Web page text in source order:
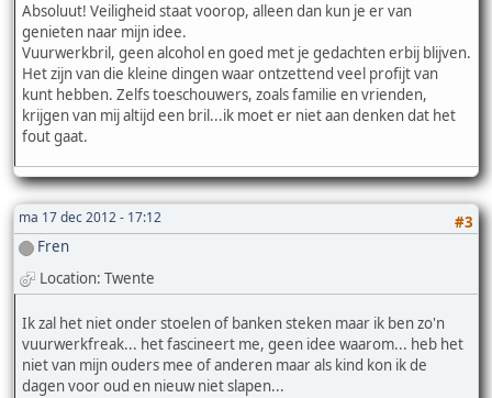
Absoluut! Veiligheid staat voorop, alleen dan kun je er van
genieten naar mijn idee.
Vuurwerkbril, geen alcohol en goed met je gedachten erbij blijven.
Het zijn van die kleine dingen waar ontzettend veel profijt van
kunt hebben. Zelfs toeschouwers, zoals familie en vrienden,
krijgen van mij altijd een bril...ik moet er niet aan denken dat het
fout gaat.
ma 17 dec 2012 - 17:12
#3
Fren
Location: Twente
Ik zal het niet onder stoelen of banken steken maar ik ben zo'n
vuurwerkfreak... het fascineert me, geen idee waarom... heb het
niet van mijn ouders mee of anderen maar als kind kon ik de
dagen voor oud en nieuw niet slapen...